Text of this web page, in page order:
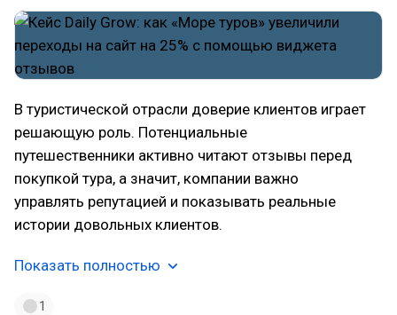
В туристической отрасли доверие клиентов играет
решающую роль. Потенциальные
путешественники активно читают отзывы перед
покупкой тура, а значит, компании важно
управлять репутацией и показывать реальные
истории довольных клиентов.
Показать полностью
1